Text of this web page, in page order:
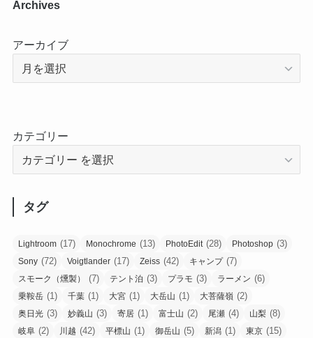
Archives
アーカイブ
カテゴリー
タグ
Lightroom (17) Monochrome (13) PhotoEdit(28) Photoshop (3)
Sony (72) Voigtlander (17) Zeiss (42) キャンプ(7)
スモーク（燻製） (7) テント泊 (3) プラモ (3) ラーメン (6)
乗鞍岳 (1) 千葉 (1) 大宮 (1) 大岳山 (1) 大菩薩嶺 (2)
奥日光 (3) 妙義山 (3) 寄居 (1) 富士山 (2) 尾瀬 (4) 山梨 (8)
岐阜 (2) 川越 (42) 平標山 (1) 御岳山 (5) 新潟 (1) 東京 (15)